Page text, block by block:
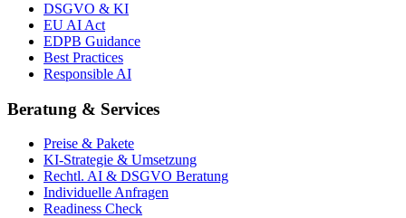
DSGVO & KI
EU AI Act
EDPB Guidance
Best Practices
Responsible AI
Beratung & Services
Preise & Pakete
KI-Strategie & Umsetzung
Rechtl. AI & DSGVO Beratung
Individuelle Anfragen
Readiness Check